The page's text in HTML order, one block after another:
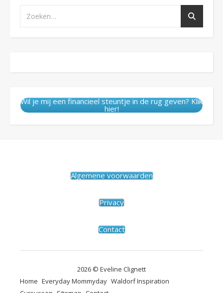
Wil je mij een financieel steuntje in de rug geven? Klik
hier!
Algemene voorwaarden
Privacy
Contact
2026 © Eveline Clignett
Home Everyday Mommyday Waldorf Inspiration